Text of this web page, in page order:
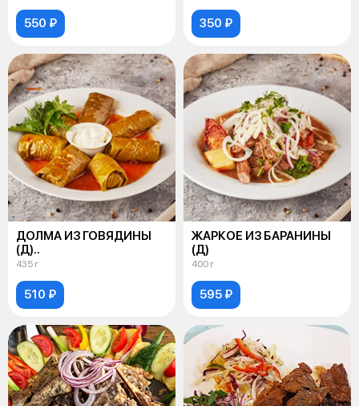
550 ₽ 350 ₽
ДОЛМА ИЗ ГОВЯДИНЫ
(Д)..
435 г
510 ₽
ЖАРКОЕ ИЗ БАРАНИНЫ
(Д)
400 г
595 ₽